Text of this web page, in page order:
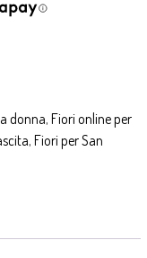
donna, Fiori online per
, Fiori per San